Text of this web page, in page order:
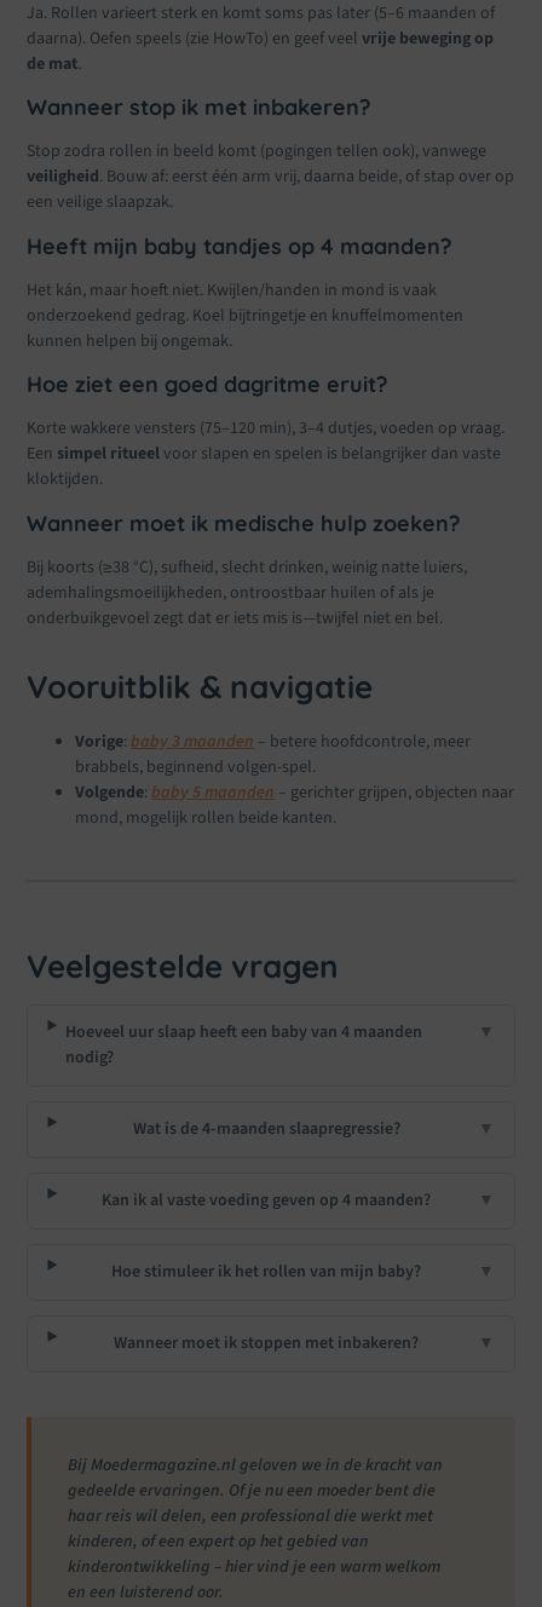
Ja. Rollen varieert sterk en komt soms pas later (5–6 maanden of
daarna). Oefen speels (zie HowTo) en geef veelvrije beweging op
de mat.
Wanneer stop ik met inbakeren?
Stop zodra rollen in beeld komt (pogingen tellen ook), vanwege
veiligheid. Bouw af: eerst één arm vrij, daarna beide, of stap over op
een veilige slaapzak.
Heeft mijn baby tandjes op 4 maanden?
Het kán, maar hoeft niet. Kwijlen/handen in mond is vaak
onderzoekend gedrag. Koel bijtringetje en knuffelmomenten
kunnen helpen bij ongemak.
Hoe ziet een goed dagritme eruit?
Korte wakkere vensters (75–120 min), 3–4 dutjes, voeden op vraag.
Een simpel ritueelvoor slapen en spelen is belangrijker dan vaste
kloktijden.
Wanneer moet ik medische hulp zoeken?
Bij koorts (≥38 °C), sufheid, slecht drinken, weinig natte luiers,
ademhalingsmoeilijkheden, ontroostbaar huilen of als je
onderbuikgevoel zegt dat er iets mis is—twijfel niet en bel.
Vooruitblik & navigatie
Vorige:baby 3 maanden – betere hoofdcontrole, meer
brabbels, beginnend volgen-spel.
Volgende:baby 5 maanden – gerichter grijpen, objecten naar
mond, mogelijk rollen beide kanten.
Veelgestelde vragen
Hoeveel uur slaap heeft een baby van 4 maanden
nodig?
▼
Wat is de 4-maanden slaapregressie? ▼
Kan ik al vaste voeding geven op 4 maanden? ▼
Hoe stimuleer ik het rollen van mijn baby? ▼
Wanneer moet ik stoppen met inbakeren? ▼
Bij Moedermagazine.nl geloven we in de kracht van
gedeelde ervaringen. Of je nu een moeder bent die
haar reis wil delen, een professional die werkt met
kinderen, of een expert op het gebied van
kinderontwikkeling – hier vind je een warm welkom
en een luisterend oor.